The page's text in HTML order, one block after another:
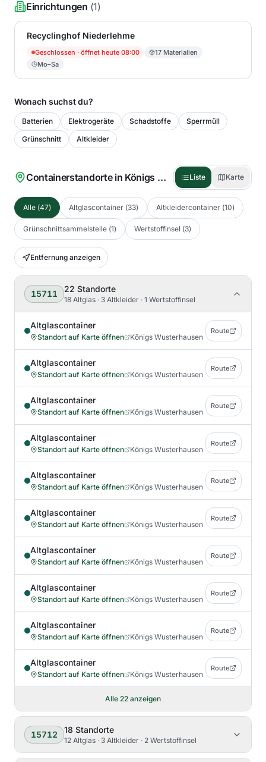
Einrichtungen (1)
Recyclinghof Niederlehme
Geschlossen · öffnet heute 08:00 17 Materialien
Mo–Sa
Wonach suchst du?
Batterien Elektrogeräte Schadstoffe
Sperrmüll
Grünschnitt
Altkleider
Containerstandorte in Königs Wusterhausen (47)
Liste Karte
Alle (47) Altglascontainer (33) Altkleidercontainer (10)
Grünschnittsammelstelle (1) Wertstoffinsel (3)
Entfernung anzeigen
15711 22 Standorte
18 Altglas · 3 Altkleider · 1 Wertstoffinsel
Altglascontainer
Standort auf Karte öffnen Königs Wusterhausen
Route
Altglascontainer
Standort auf Karte öffnen Königs Wusterhausen
Route
Altglascontainer
Standort auf Karte öffnen Königs Wusterhausen
Route
Altglascontainer
Standort auf Karte öffnen Königs Wusterhausen
Route
Altglascontainer
Standort auf Karte öffnen Königs Wusterhausen
Route
Altglascontainer
Standort auf Karte öffnen Königs Wusterhausen
Route
Altglascontainer
Standort auf Karte öffnen Königs Wusterhausen
Route
Altglascontainer
Standort auf Karte öffnen Königs Wusterhausen
Route
Altglascontainer
Standort auf Karte öffnen Königs Wusterhausen
Route
Altglascontainer
Standort auf Karte öffnen Königs Wusterhausen
Route
Alle 22 anzeigen
15712 18 Standorte
12 Altglas · 3 Altkleider · 2 Wertstoffinsel